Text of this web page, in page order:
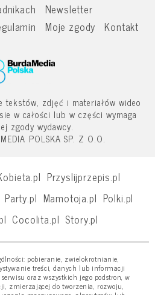
Newsletter
Moje zgody Kontakt
tekstów, zdjęć i materiałów wideo
w całości lub w części wymaga
zgody wydawcy.
POLSKA SP. Z O.O.
Przyslijprzepis.pl
Party.pl Mamotoja.pl Polki.pl
Cocolita.pl Story.pl
pobieranie, zwielokrotnianie,
treści, danych lub informacji
oraz wszystkich jego podstron, w
zmierzającej do tworzenia, rozwoju,